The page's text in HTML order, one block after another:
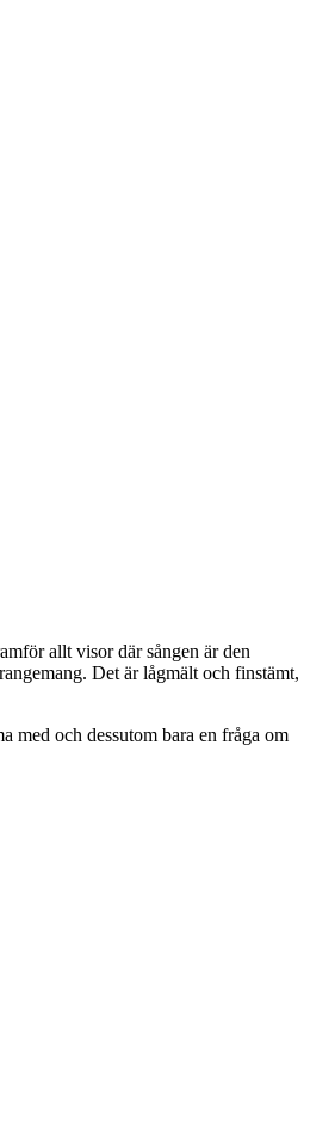
allt visor där sången är den
Det är lågmält och finstämt,
med och dessutom bara en fråga om